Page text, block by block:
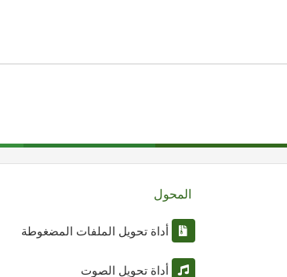
المحول
أداة تحويل الملفات المضغوطة
أداة تحويل الصوت